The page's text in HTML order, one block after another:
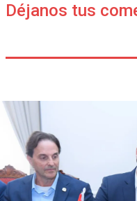
Déjanos tus